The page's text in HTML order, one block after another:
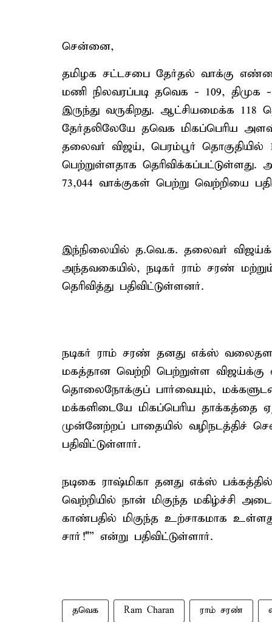
சென்னை,
தமிழக சட்டசபை தேர்தல் வாக்கு
மணி நிலவரப்படி தவெக - 109, திமுக
இருந்து வருகிறது. ஆட்சியமைக்க
தேர்தலிலேயே தவெக மிகப்பெரிய
தலைவர் விஜய், பெரம்பூர் தொகுதியில்
பெற்றுள்ளதாக தெரிவிக்கப்பட்டுள்ளது.
73,044 வாக்குகள் பெற்று வெற்றியை
இந்நிலையில் த.வெ.க. தலைவர்
அந்தவகையில், நடிகர் ராம் சரண்
தெரிவித்து பதிவிட்டுள்ளனர்.
நடிகர் ராம் சரண் தனது எக்ஸ்
மகத்தான வெற்றி பெற்றுள்ள
தொலைநோக்குப் பார்வையும்,
மக்களிடையே மிகப்பெரிய தாக்கத்தை
முன்னேற்றப் பாதையில் வழிநடத்திச்
பதிவிட்டுள்ளார்.
நடிகை ராஷ்மிகா தனது எக்ஸ்
வெற்றியில் நான் மிகுந்த மகிழ்ச்சி
காண்பதில் மிகுந்த உற்சாகமாக
சார்!"” என்று பதிவிட்டுள்ளார்.
தவெக Ram Charan ராம் சரண்